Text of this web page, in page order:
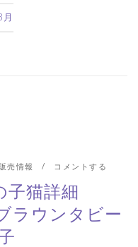
売情報 コメントする
子猫詳細
ラウンタビー